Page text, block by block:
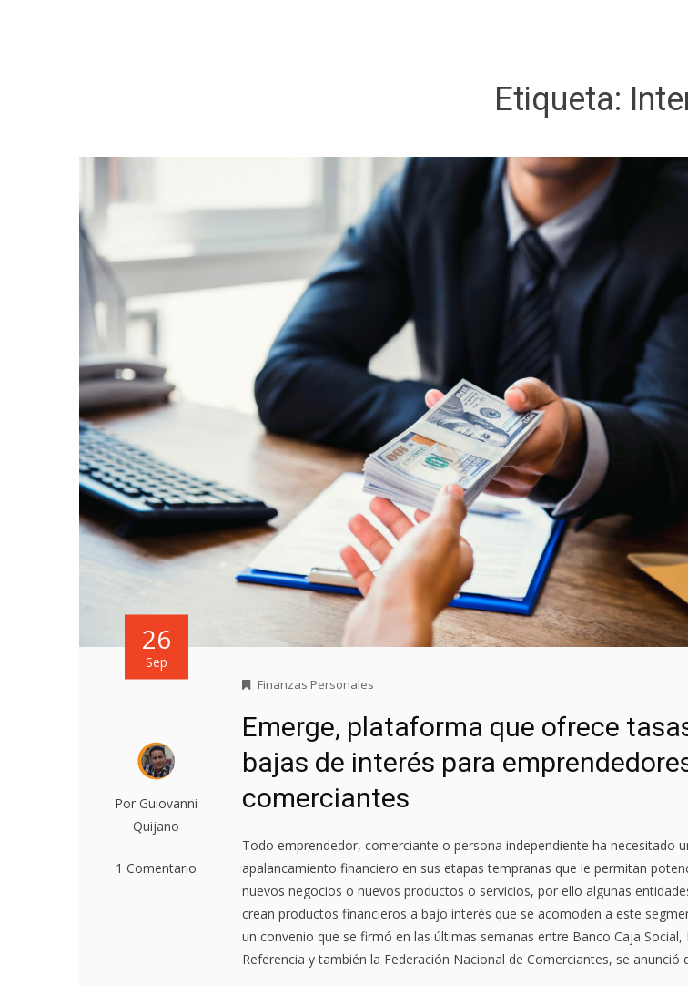
Etiqueta:
26
Sep
Por Guiovanni
Quijano
1 Comentario
Finanzas Personales
Emerge, plataforma que ofrece
bajas de interés para
comerciantes
Todo emprendedor, comerciante o persona independiente ha necesitado
apalancamiento financiero en sus etapas tempranas que le permitan
nuevos negocios o nuevos productos o servicios, por ello algunas
crean productos financieros a bajo interés que se acomoden a este
un convenio que se firmó en las últimas semanas entre Banco Caja Social,
Referencia y también la Federación Nacional de Comerciantes, se anunció